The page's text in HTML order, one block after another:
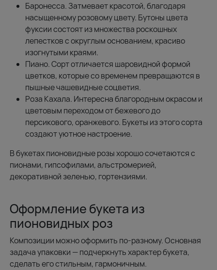
Баронесса. Затмевает красотой, благодаря
насыщенному розовому цвету. Бутоны цвета
фуксии состоят из множества роскошных
лепестков с округлым основанием, красиво
изогнутыми краями.
Пиано. Сорт отличается шаровидной формой
цветков, которые со временем превращаются в
пышные чашевидные соцветия.
Роза Кахала. Интересна благородным окрасом и
цветовым переходом от бежевого до
персикового, оранжевого. Букеты из этого сорта
создают уютное настроение.
В букетах пионовидные розы хорошо сочетаются с
пионами, гипсофилами, альстромерией,
декоративной зеленью, гортензиями.
Оформление букета из
пионовидных роз
Композиции можно оформить по-разному. Основная
задача упаковки — подчеркнуть характер букета,
сделать его стильным, гармоничным.